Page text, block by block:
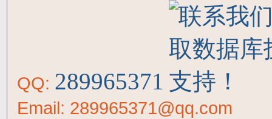
QQ: 289965371
Email: 289965371@qq.com